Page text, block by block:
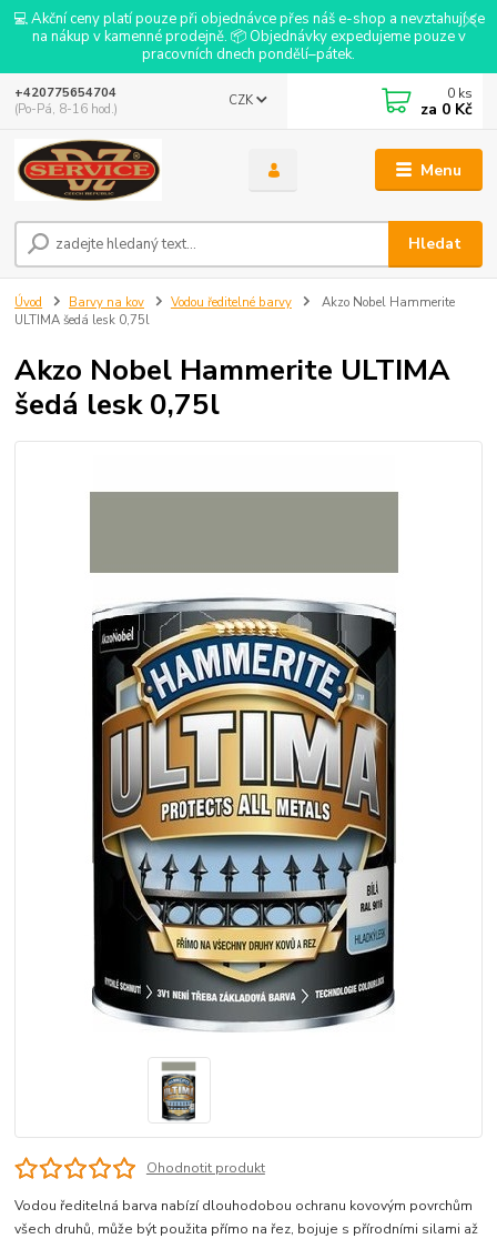
💻 Akční ceny platí pouze při objednávce přes náš e-shop a nevztahují se
na nákup v kamenné prodejně. 📦 Objednávky expedujeme pouze v
pracovních dnech pondělí–pátek.
Menu
CZK
Hledat
+420775654704
(Po-Pá, 8-16 hod.)
0 ks
za 0 Kč
Úvod Barvy na kov Vodou ředitelné barvy
Akzo Nobel Hammerite
ULTIMA šedá lesk 0,75l
Akzo Nobel Hammerite ULTIMA
šedá lesk 0,75l
Ohodnotit produkt
Vodou ředitelná barva nabízí dlouhodobou ochranu kovovým povrchům
všech druhů, může být použita přímo na řez, bojuje s přírodními silami až